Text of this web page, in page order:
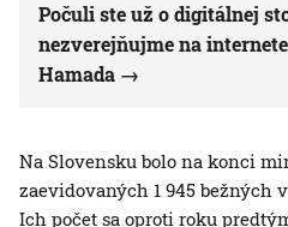
Počuli ste už o digitálnej
nezverejňujme na
Hamada
Na Slovensku bolo na konci
zaevidovaných 1 945 bežných
Ich počet sa oproti roku